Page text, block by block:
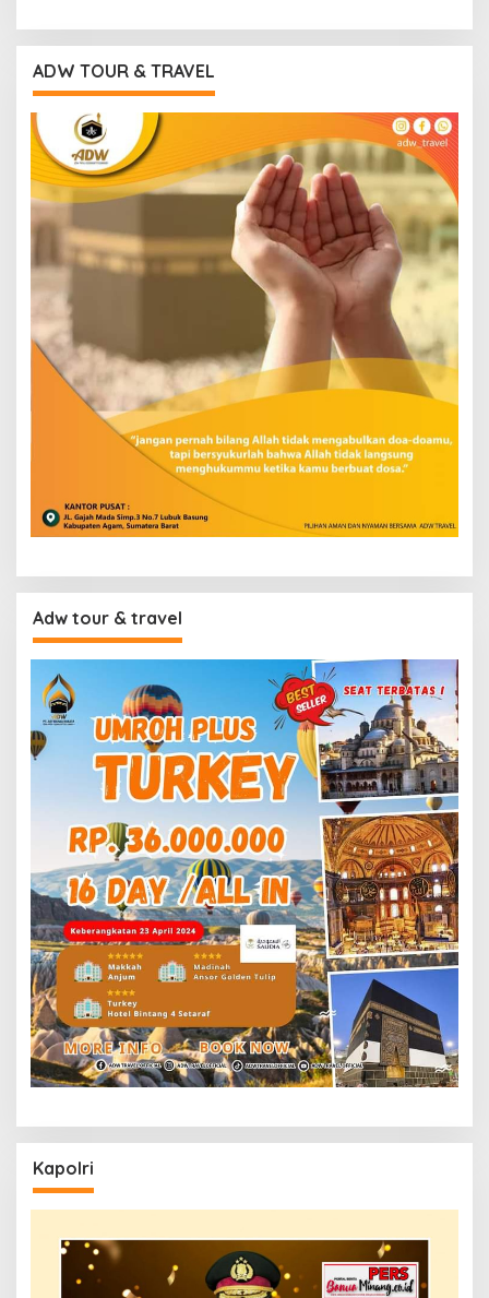
ADW TOUR & TRAVEL
Adw tour & travel
Kapolri